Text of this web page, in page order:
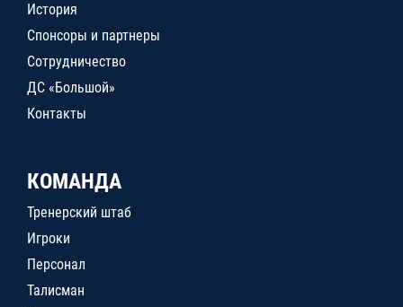
История
Спонсоры и партнеры
Сотрудничество
ДС «Большой»
Контакты
КОМАНДА
Тренерский штаб
Игроки
Персонал
Талисман